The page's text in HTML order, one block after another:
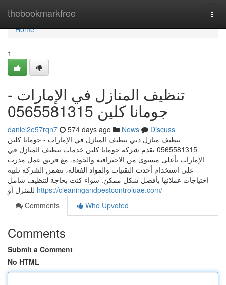
thebookmarkfree
Home
Home
1
تنظيف المنازل في الإمارات -
جومانا كلين 0565581315
daniel2e57rqn7 574 days ago News
Discuss
تنظيف منازل دبي تنظيف المنازل في الإمارات - جومانا كلين
0565581315 تقدم شركة جومانا كلين خدمات تنظيف المنازل في
الإمارات بأعلى مستوى من الاحترافية والجودة. مع فريق عمل مدرب
على استخدام أحدث التقنيات والمواد الفعالة، تضمن الشركة تلبية
احتياجات عملائها بأفضل شكل ممكن. سواء كنت بحاجة لتنظيف شامل
https://cleaningandpestcontroluae.com/
Comments
Who Upvoted
Comments
Submit a Comment
No HTML